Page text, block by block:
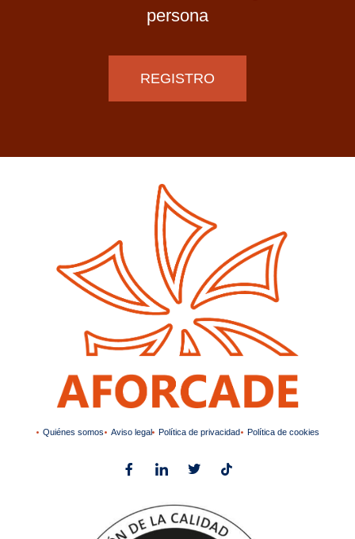
persona
REGISTRO
Quiénes somos Aviso legal Política de privacidad Política de cookies